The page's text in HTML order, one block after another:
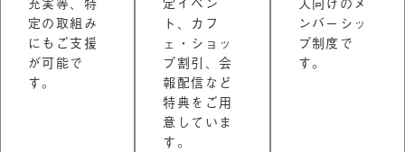
定の取組み
にもご支援
が可能で
す。
ト、カフ
ェ・ショッ
プ割引、会
報配信など
特典をご用
意していま
す。
ンバーシッ
プ制度で
す。